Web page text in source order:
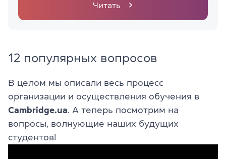
Читать
12 популярных вопросов
В целом мы описали весь процесс
организации и осуществления обучения в
Cambridge.ua. А теперь посмотрим на
вопросы, волнующие наших будущих
студентов!